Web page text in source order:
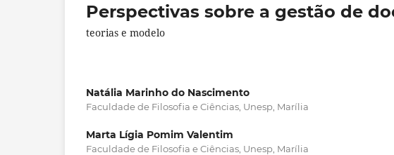
Perspectivas sobre a gestão de
teorias e modelo
Natália Marinho do Nascimento
Faculdade de Filosofia e Ciências, Unesp, Marília
Marta Lígia Pomim Valentim
Faculdade de Filosofia e Ciências, Unesp, Marília